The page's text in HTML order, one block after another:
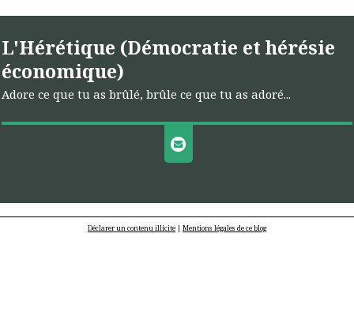
L'Hérétique (Démocratie et hérésie
économique)
Adore ce que tu as brûlé, brûle ce que tu as adoré...
Déclarer un contenu illicite | Mentions légales de ce blog